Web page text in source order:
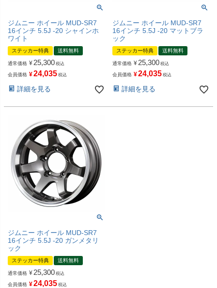
ジムニー ホイール MUD-SR7
16インチ 5.5J -20 シャインホ
ワイト
ステッカー特典 送料無料
通常価格 ¥ 25,300 税込
会員価格 ¥24,035 税込
詳細を見る
ジムニー ホイール MUD-SR7
16インチ 5.5J -20 マットブラ
ック
ステッカー特典 送料無料
通常価格 ¥ 25,300 税込
会員価格 ¥24,035 税込
詳細を見る
ジムニー ホイール MUD-SR7
16インチ 5.5J -20 ガンメタリ
ック
ステッカー特典 送料無料
通常価格 ¥ 25,300 税込
会員価格 ¥24,035 税込